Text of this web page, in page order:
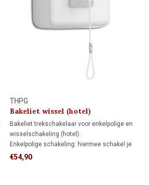
THPG
Bakeliet wissel (hotel)
trekschakelaar 1930
Bakeliet trekschakelaar voor enkelpolige en
wisselschakeling (hotel):
Enkelpolige schakeling: hiermee schakel je
een lamp vanaf één schakelaar aan en uit.
€54,90